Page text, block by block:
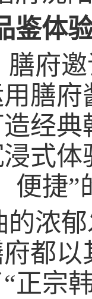
鉴体
膳府
膳
经
式
便捷”
的浓
都
正宗